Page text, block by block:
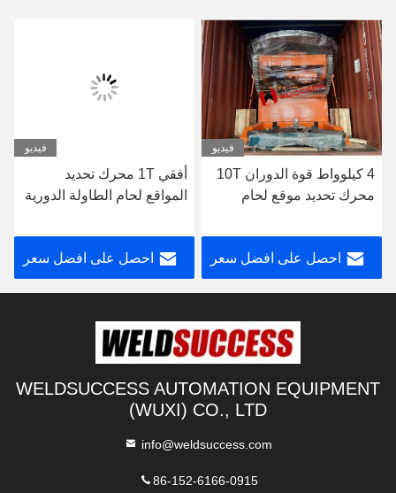
فيديو
4 كيلوواط قوة الدوران 10T
محرك تحديد موقع لحام
احصل على افضل سعر
فيديو
أفقي 1T محرك تحديد
المواقع لحام الطاولة الدورية
لحام
احصل على افضل سعر
WELDSUCCESS AUTOMATION EQUIPMENT
(WUXI) CO., LTD
info@weldsuccess.com
86-152-6166-0915